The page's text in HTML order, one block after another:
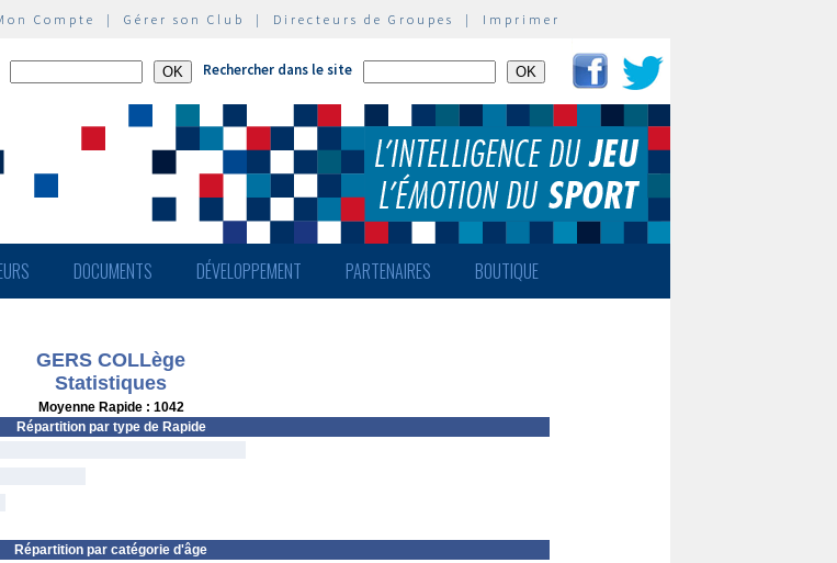
Compte | Gérer son Club | Directeurs de Groupes | Imprimer
Rechercher dans le site
DOCUMENTS DÉVELOPPEMENT PARTENAIRES BOUTIQUE
GERS COLLège
Statistiques
Moyenne Rapide : 1042
Répartition par type de Rapide
Répartition par catégorie d'âge